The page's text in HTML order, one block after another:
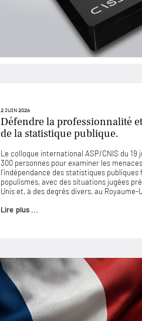
2 JUIN 2026
Défendre la professionnalité
de la statistique publique.
Le colloque international ASP/CNIS du 19
300 personnes pour examiner les
l’indépendance des statistiques
populismes, avec des situations jugées
Unis et, à des degrés divers, au Royaume-
Lire plus ...